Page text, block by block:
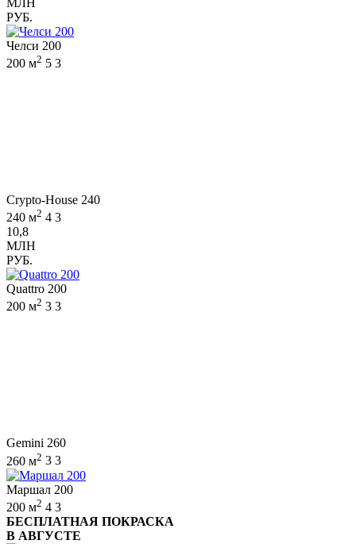
РУБ.
Челси 200
200 м2 5 3
Crypto-House 240
240 м2 4 3
10,8
МЛН
РУБ.
Quattro 200
200 м2 3 3
Gemini 260
260 м2 3 3
Маршал 200
200 м2 4 3
БЕСПЛАТНАЯ ПОКРАСКА
В АВГУСТЕ